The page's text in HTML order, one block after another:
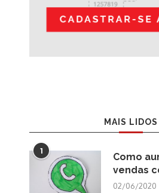
MAIS LIDOS
1
Como
vendas
02/06/2020